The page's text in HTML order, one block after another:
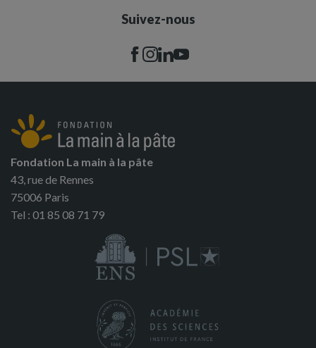
Suivez-nous
Fondation La main à la pâte
43, rue de Rennes
75006 Paris
Tel : 01 85 08 71 79